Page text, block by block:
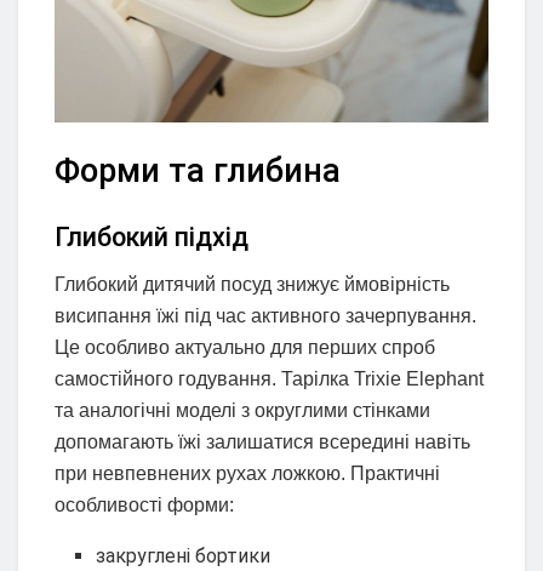
Форми та глибина
Глибокий підхід
Глибокий дитячий посуд знижує ймовірність
висипання їжі під час активного зачерпування.
Це особливо актуально для перших спроб
самостійного годування. Тарілка Trixie Elephant
та аналогічні моделі з округлими стінками
допомагають їжі залишатися всередині навіть
при невпевнених рухах ложкою. Практичні
особливості форми:
закруглені бортики